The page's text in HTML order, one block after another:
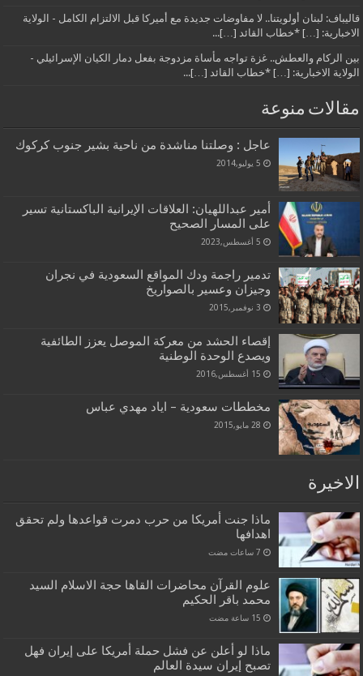
قاليباف: لبنان أولويتنا.. لا مفاوضات جديدة مع أميركا قبل الالتزام الكامل - الولاية
الاخبارية: […] *خطاب القائد […]...
بين الركام والعطش.. غزة تواجه مأساة مزدوجة بفعل دمار الكيان الإسرائيلي -
الولاية الاخبارية: […] *خطاب القائد […]...
مقالات منوعة
عاجل : وصلتنا مناشدة من ناحية بشير جنوب كركوك
5 يوليو,2014
أمير عبداللهيان: العلاقات الإيرانية الباكستانية تسير
على المسار الصحيح
5 أغسطس,2023
تدمير راجمة ودك المواقع السعودية في نجران
وجيزان وعسير بالصواريخ
3 نوفمبر,2015
إقصاء الحشد من معركة الموصل يعزز الطائفية
ويصدع الوحدة الوطنية
15 أغسطس,2016
مخططات سعودية – اياد مهدي عباس
28 مايو,2015
الاخيرة
ماذا جنت أمريكا من حرب دمرت قواعدها ولم تحقق
اهدافها
علوم القرآن محاضرات القاها حجة الاسلام السيد
محمد باقر الحكيم
ماذا لو أعلن عن فشل حملة أمريكا على إيران فهل
تصبح إيران سيدة العالم